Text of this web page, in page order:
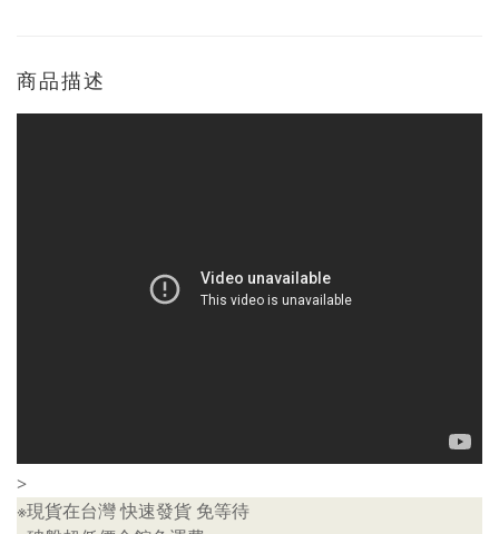
商品描述
>
※現貨在台灣 快速發貨 免等待